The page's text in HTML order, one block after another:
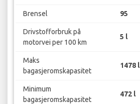
Brensel 95
Drivstofforbruk på
motorvei per 100 km
5 l
Maks
bagasjeromskapasitet
1478 l
Minimum
bagasjeromskapasitet
472 l